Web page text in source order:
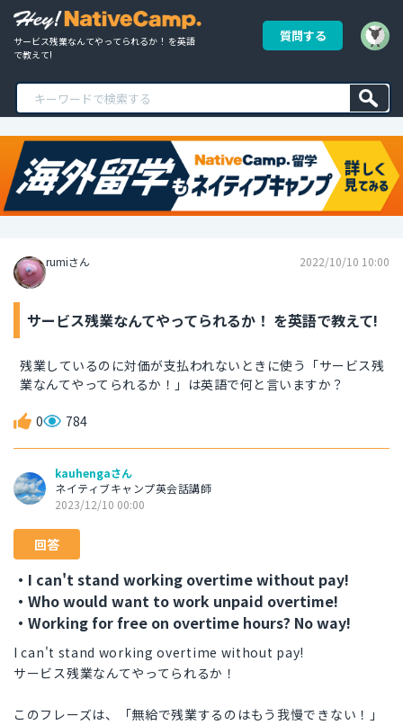
サービス残業なんてやってられるか！ を英語
で教えて!
質問する
rumiさん 2022/10/10 10:00
サービス残業なんてやってられるか！ を英語で教えて!
残業しているのに対価が支払われないときに使う「サービス残
業なんてやってられるか！」は英語で何と言いますか？
0 784
kauhengaさん
ネイティブキャンプ英会話講師
2023/12/10 00:00
回答
・I can't stand working overtime without pay!
・Who would want to work unpaid overtime!
・Working for free on overtime hours? No way!
I can't stand working overtime without pay!
サービス残業なんてやってられるか！
このフレーズは、「無給で残業するのはもう我慢できない！」